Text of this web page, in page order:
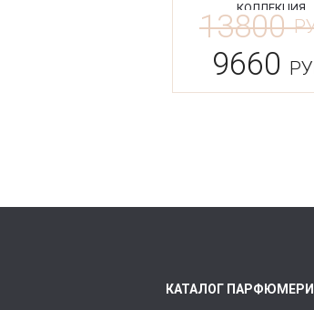
КОЛЛЕКЦИЯ
13800
9660
КАТАЛОГ